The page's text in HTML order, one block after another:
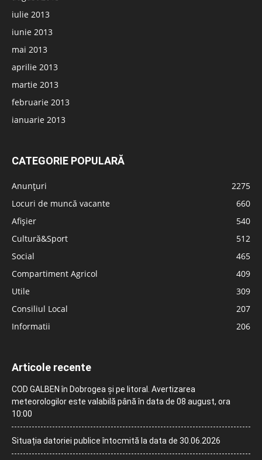
iulie 2013
iunie 2013
mai 2013
aprilie 2013
martie 2013
februarie 2013
ianuarie 2013
CATEGORIE POPULARĂ
Anunțuri
2275
Locuri de muncă vacante
660
Afișier
540
Cultură&Sport
512
Social
465
Compartiment Agricol
409
Utile
309
Consiliul Local
207
Informatii
206
Articole recente
COD GALBEN în Dobrogea și pe litoral. Avertizarea
meteorologilor este valabilă până în data de 08 august, ora
10:00
Situația datoriei publice întocmită la data de 30.06.2026